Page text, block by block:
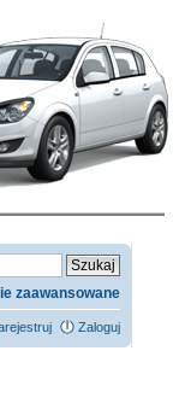
zaawansowane
Zaloguj